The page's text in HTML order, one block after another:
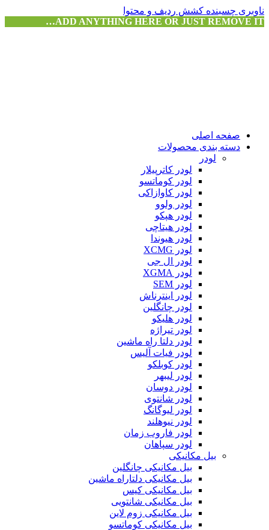
ناوبری چسبنده کشش ردیف و محتوا
ADD ANYTHING HERE OR JUST REMOVE IT…
صفحه اصلی
دسته بندی محصولات
لودر
لودر کاترپیلار
لودر کوماتسو
لودر کاوازاکی
لودر ولوو
لودر هپکو
لودر هیتاچی
لودر هیوندا
لودر XCMG
لودر ال جی
لودر XGMA
لودر SEM
لودر اینترناش
لودر چانگلین
لودر هلیکو
لودر تیراژه
لودر دلتا راه ماشین
لودر فیات آلیس
لودر کوبلکو
لودر لیبهر
لودر دوسان
لودر شانتوی
لودر لیوگانگ
لودر نیوهلند
لودر فاروب زمان
لودر سپاهان
بیل مکانیکی
بیل مکانیکی چانگلین
بیل مکانیکی دلتاراه ماشین
بیل مکانیکی کیس
بیل مکانیکی شانتویی
بیل مکانیکی زوم لاین
بیل مکانیکی کوماتسو